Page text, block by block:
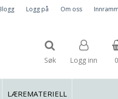
Logg på Om oss
Søk Logg inn
LÆREMATERIELL